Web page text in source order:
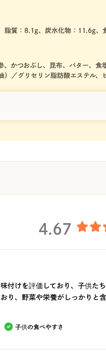
脂質：8.1g、炭水化物：11.6g、
、かつおぶし、昆布、バター、
／グリセリン脂肪酸エステル
4.67
付けを評価しており、子供た
り、野菜や栄養がしっかりと
子供の食べやすさ